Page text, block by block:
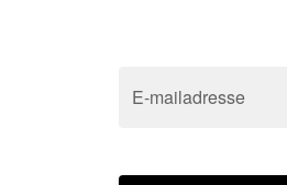
E-mailadresse